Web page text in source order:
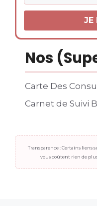
Nos
Carte Des
Carnet de Suivi
Transparence : Certains liens
vous coûtent rien de